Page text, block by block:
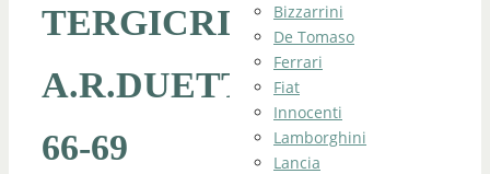
TERGICRISTALLO
A.R.DUETTO
66-69
Bizzarrini
De Tomaso
Ferrari
Fiat
Innocenti
Lamborghini
Lancia